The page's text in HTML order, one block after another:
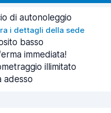
di autonoleggio
i dettagli della sede
basso
immediata!
illimitato
adesso